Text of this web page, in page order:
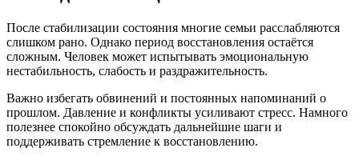
После стабилизации состояния многие семьи расслабляются
слишком рано. Однако период восстановления остаётся
сложным. Человек может испытывать эмоциональную
нестабильность, слабость и раздражительность.
Важно избегать обвинений и постоянных напоминаний о
прошлом. Давление и конфликты усиливают стресс. Намного
полезнее спокойно обсуждать дальнейшие шаги и
поддерживать стремление к восстановлению.